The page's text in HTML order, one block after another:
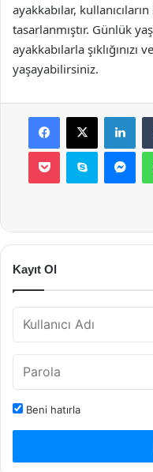
ayakkabılar,
tasarlanmıştır. Günlük
ayakkabılarla şıklığınızı
yaşayabilirsiniz.
Facebook
X
Pocket Skype
Kayıt Ol
Beni hatırla